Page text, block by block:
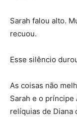
Sarah falou alto.
recuou.
Esse silêncio
As coisas não
Sarah e o
relíquias de Diana